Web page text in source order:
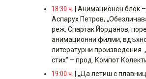
18:30 ч.
| Анимационен блок
Аспарух Петров,
реж. Спартак Йорданов,
анимационни филми,
литературни произведения
стих“ – прод. Компот
19:00 ч.
| „Да летиш с